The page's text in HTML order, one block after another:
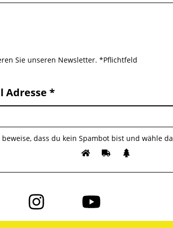
Sie unseren Newsletter. *Pflichtfeld
Adresse
beweise, dass du kein Spambot bist und wähle
Folge
uns
auf
Folge
uns
auf